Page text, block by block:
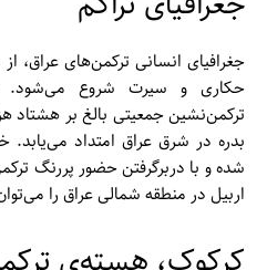
جغرافیای انسانی ترکمن‌های عراق،
حکاری و سیرت شروع می‌شود.
ترکمن‌نشین جمعیتی بالغ بر هشتاد
بدره در شرق عراق امتداد می‌یابد.
شده و با دربرگرفتن حضور پررنگ
اربیل در منطقه شمالی عراق را